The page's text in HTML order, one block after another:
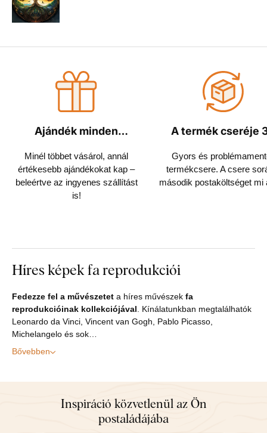
Ajándék minden
Minél többet vásárol, annál
értékesebb ajándékokat kap –
beleértve az ingyenes szállítást
is!
A termék cseréje
Gyors és
termékcsere. A csere
második postaköltséget mi
Híres képek fa reprodukciói
Fedezze fel a művészetet a híres művészek fa
reprodukcióinak kollekciójával . Kínálatunkban megtalálhatók
Leonardo da Vinci, Vincent van Gogh, Pablo Picasso,
Michelangelo és sok…
Bővebben
Inspiráció közvetlenül az Ön
postaládájába